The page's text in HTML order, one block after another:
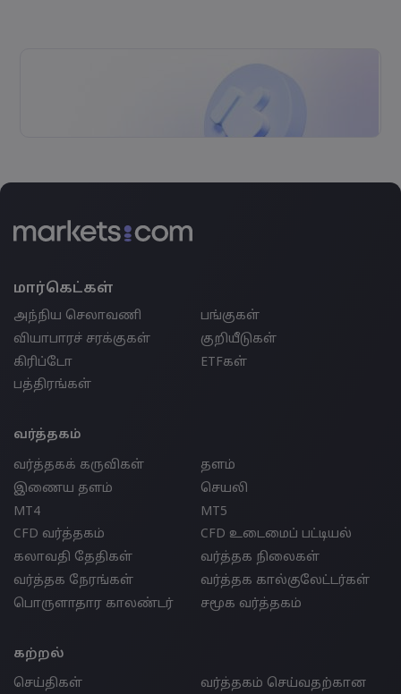
மார்கெட்கள்
அந்நிய செலாவணி
பங்குகள்
வியாபாரச் சரக்குகள்
குறியீடுகள்
கிரிப்டோ
ETFகள்
பத்திரங்கள்
வர்த்தகம்
வர்த்தகக் கருவிகள்
தளம்
இணைய தளம்
செயலி
MT4
MT5
CFD வர்த்தகம்
CFD உடைமைப் பட்டியல்
கலாவதி தேதிகள்
வர்த்தக நிலைகள்
வர்த்தக நேரங்கள்
வர்த்தக கால்குலேட்டர்கள்
பொருளாதார காலண்டர்
சமூக வர்த்தகம்
கற்றல்
செய்திகள்
வர்த்தகம் செய்வதற்கான